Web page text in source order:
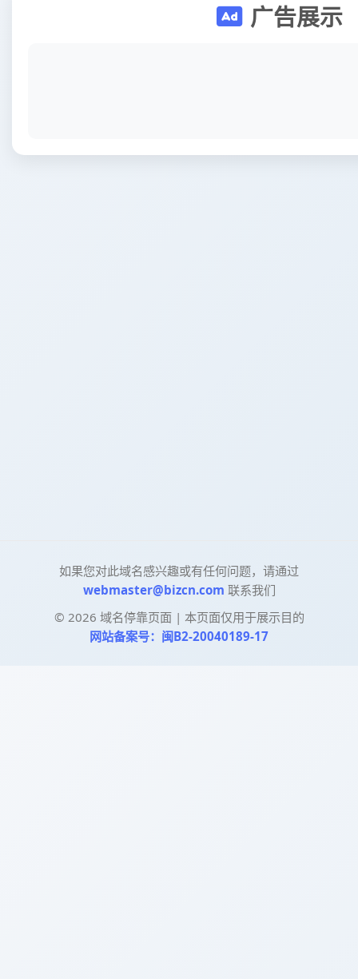
广告展示
如果您对此域名感兴趣或有任何问题，请通过
webmaster@bizcn.com 联系我们
© 2026 域名停靠页面 | 本页面仅用于展示目的
网站备案号：闽B2-20040189-17